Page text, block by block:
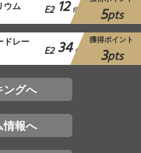
ウム E2 12 位 5pts
ドレー
E2 34 位
獲得ポイント
3pts
ングへ
情報へ